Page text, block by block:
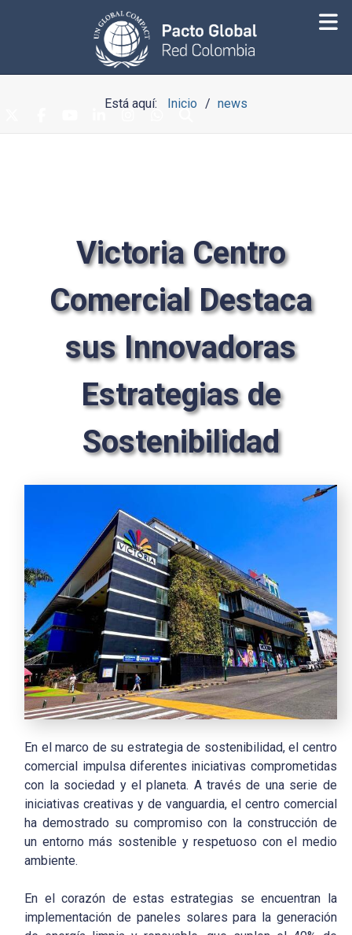
Está aquí: Inicio news
Victoria Centro
Comercial Destaca
sus Innovadoras
Estrategias de
Sostenibilidad
En el marco de su estrategia de sostenibilidad, el centro
comercial impulsa diferentes iniciativas comprometidas
con la sociedad y el planeta. A través de una serie de
iniciativas creativas y de vanguardia, el centro comercial
ha demostrado su compromiso con la construcción de
un entorno más sostenible y respetuoso con el medio
ambiente.
En el corazón de estas estrategias se encuentran la
implementación de paneles solares para la generación